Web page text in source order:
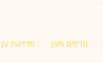
מדפים מעץ מדרגות עץ